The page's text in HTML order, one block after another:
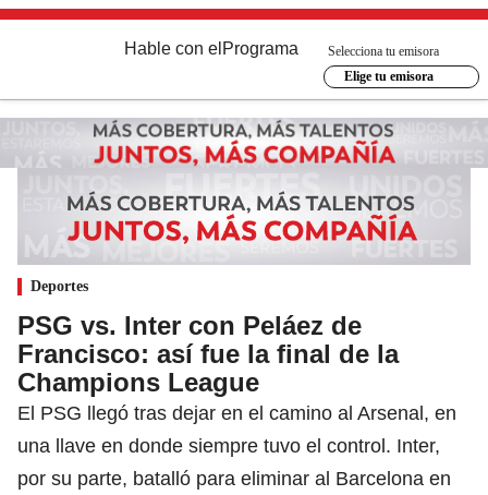
Hable con el Programa
Selecciona tu emisora
Elige tu emisora
Deportes
PSG vs. Inter con Peláez de
Francisco: así fue la final de la
Champions League
El PSG llegó tras dejar en el camino al Arsenal, en
una llave en donde siempre tuvo el control. Inter,
por su parte, batalló para eliminar al Barcelona en